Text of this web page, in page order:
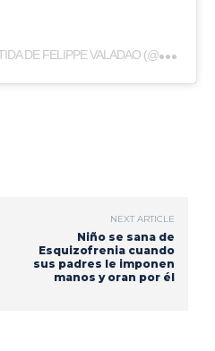
U
NA PUBLICACIÓN COMPARTIDA DE FELIPPE VALADAO (@FELIPPEVALADAO)
NEXT ARTICLE
Niño se sana de
Esquizofrenia cuando
sus padres le imponen
manos y oran por él